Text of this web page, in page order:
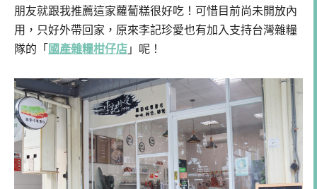
朋友就跟我推薦這家蘿蔔糕很好吃！可惜目前尚未開放內
用，只好外帶回家，原來李記珍愛也有加入支持台灣雜糧
隊的「國產雜糧柑仔店」呢！